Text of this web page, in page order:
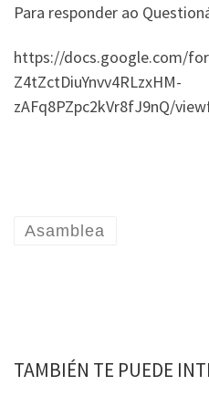
Para responder ao
https://docs.google.com/
Z4tZctDiuYnvv4RLzxHM-
zAFq8PZpc2kVr8fJ9nQ/
Asamblea
TAMBIÉN TE PUEDE